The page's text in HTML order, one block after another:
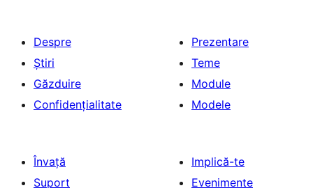
Despre
Știri
Găzduire
Confidențialitate
Prezentare
Teme
Module
Modele
Învață
Suport
Implică-te
Evenimente